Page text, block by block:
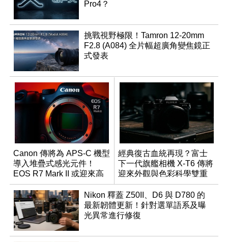
Pro4？
挑戰視野極限！Tamron 12-20mm
F2.8 (A084) 全片幅超廣角變焦鏡正
式發表
Canon 傳將為 APS-C 機型
導入堆疊式感光元件！
EOS R7 Mark II 或迎來高
速讀出升級
經典復古血統再現？富士
下一代旗艦相機 X-T6 傳將
迎來外觀與色彩科學雙重
優化
Nikon 釋蓋 Z50II、D6 與 D780 的
最新韌體更新！針對選單語系及曝
光異常進行修復